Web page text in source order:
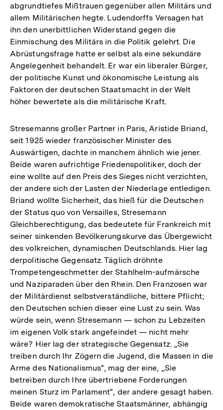
abgrundtiefes Mißtrauen gegenüber allen Militärs und
allem Militärischen hegte. Ludendorffs Versagen hat
ihn den unerbittlichen Widerstand gegen die
Einmischung des Militärs in die Politik gelehrt. Die
Abrüstungsfrage hatte er selbst als eine sekundäre
Angelegenheit behandelt. Er war ein liberaler Bürger,
der politische Kunst und ökonomische Leistung als
Faktoren der deutschen Staatsmacht in der Welt
höher bewertete als die militärische Kraft.
Stresemanns großer Partner in Paris, Aristide Briand,
seit 1925 wieder französischer Minister des
Auswärtigen, dachte in manchem ähnlich wie jener.
Beide waren aufrichtige Friedenspolitiker, doch der
eine wollte auf den Preis des Sieges nicht verzichten,
der andere sich der Lasten der Niederlage entledigen.
Briand wollte Sicherheit, das hieß für die Deutschen
der Status quo von Versailles, Stresemann
Gleichberechtigung, das bedeutete für Frankreich mit
seiner sinkenden Bevölkerungskurve das Übergewicht
des volkreichen, dynamischen Deutschlands. Hier lag
derpolitische Gegensatz. Täglich dröhnte
Trompetengeschmetter der Stahlhelm-aufmärsche
und Naziparaden über den Rhein. Den Franzosen war
der Militärdienst selbstverständliche, bittere Pflicht;
den Deutschen schien dieser eine Lust zu sein. Was
würde sein, wenn Stresemann — schon zu Lebzeiten
im eigenen Volk stark angefeindet — nicht mehr
wäre? Hier lag der strategische Gegensatz. „Sie
treiben durch Ihr Zögern die Jugend, die Massen in die
Arme des Nationalismus", mag der eine, „Sie
betreiben durch Ihre übertriebene Forderungen
meinen Sturz im Parlament", der andere gesagt haben.
Beide waren demokratische Staatsmänner, abhängig